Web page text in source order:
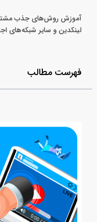
آموزش روش‌های جذب مشتری
لینکدین و سایر شبکه‌های
فهرست مطالب